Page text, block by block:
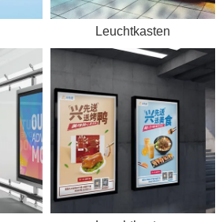
Leuchtkasten